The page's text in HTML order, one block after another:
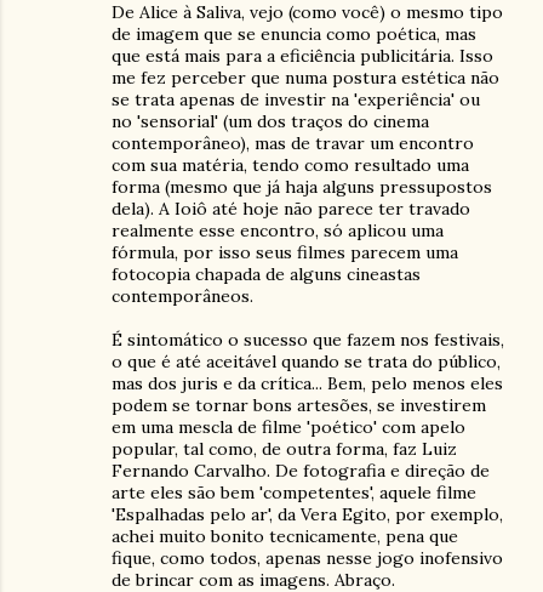
De Alice à Saliva, vejo (como você) o mesmo tipo
de imagem que se enuncia como poética, mas
que está mais para a eficiência publicitária. Isso
me fez perceber que numa postura estética não
se trata apenas de investir na 'experiência' ou
no 'sensorial' (um dos traços do cinema
contemporâneo), mas de travar um encontro
com sua matéria, tendo como resultado uma
forma (mesmo que já haja alguns pressupostos
dela). A Ioiô até hoje não parece ter travado
realmente esse encontro, só aplicou uma
fórmula, por isso seus filmes parecem uma
fotocopia chapada de alguns cineastas
contemporâneos.
É sintomático o sucesso que fazem nos festivais,
o que é até aceitável quando se trata do público,
mas dos juris e da crítica... Bem, pelo menos eles
podem se tornar bons artesões, se investirem
em uma mescla de filme 'poético' com apelo
popular, tal como, de outra forma, faz Luiz
Fernando Carvalho. De fotografia e direção de
arte eles são bem 'competentes', aquele filme
'Espalhadas pelo ar', da Vera Egito, por exemplo,
achei muito bonito tecnicamente, pena que
fique, como todos, apenas nesse jogo inofensivo
de brincar com as imagens. Abraço.